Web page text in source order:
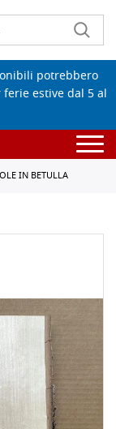
potrebbero
estive dal 5 al
IN BETULLA